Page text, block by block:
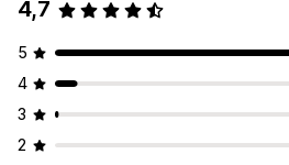
4,7
5
4
3
2